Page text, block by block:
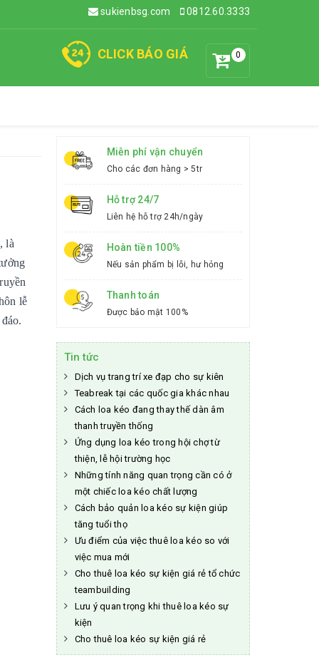
sukienbsg.com 0812.60.3333
0
CLICK BÁO GIÁ
là
lễ
Miễn phí vận chuyển
Cho các đơn hàng > 5tr
Hỗ trợ 24/7
Liên hệ hỗ trợ 24h/ngày
Hoàn tiền 100%
Nếu sản phẩm bị lỗi, hư hỏng
Thanh toán
Được bảo mật 100%
Tin tức
Dịch vụ trang trí xe đạp cho sự kiên
Teabreak tại các quốc gia khác nhau
Cách loa kéo đang thay thế dàn âm
thanh truyền thống
Ứng dụng loa kéo trong hội chợ từ
thiện, lễ hội trường học
Những tính năng quan trọng cần có ở
một chiếc loa kéo chất lượng
Cách bảo quản loa kéo sự kiện giúp
tăng tuổi thọ
Ưu điểm của việc thuê loa kéo so với
việc mua mới
Cho thuê loa kéo sự kiện giá rẻ tổ chức
teambuilding
Lưu ý quan trọng khi thuê loa kéo sự
kiện
Cho thuê loa kéo sự kiện giá rẻ